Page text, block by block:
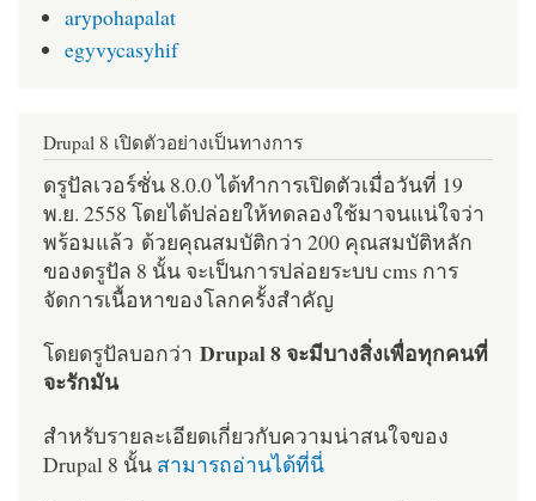
arypohapalat
egyvycasyhif
Drupal 8 เปิดตัวอย่างเป็นทางการ
ดรูปัลเวอร์ชั่น 8.0.0 ได้ทำการเปิดตัวเมื่อวันที่ 19
พ.ย. 2558 โดยได้ปล่อยให้ทดลองใช้มาจนแน่ใจว่า
พร้อมแล้ว ด้วยคุณสมบัติกว่า 200 คุณสมบัติหลัก
ของดรูปัล 8 นั้น จะเป็นการปล่อยระบบ cms การ
จัดการเนื้อหาของโลกครั้งสำคัญ
โดยดรูปัลบอกว่า Drupal 8 จะมีบางสิ่งเพื่อทุกคนที่
จะรักมัน
สำหรับรายละเอียดเกี่ยวกับความน่าสนใจของ
Drupal 8 นั้น สามารถอ่านได้ที่นี่